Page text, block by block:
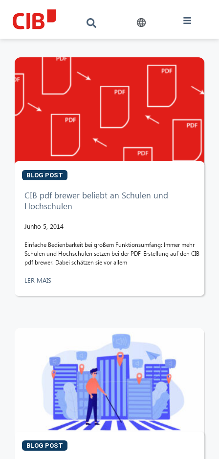
BLOG POST
CIB pdf brewer beliebt an Schulen und
Hochschulen
Junho 5, 2014
Einfache Bedienbarkeit bei großem Funktionsumfang: Immer mehr
Schulen und Hochschulen setzen bei der PDF-Erstellung auf den CIB
pdf brewer. Dabei schätzen sie vor allem
LER MAIS
BLOG POST
CIB AI ChatBot